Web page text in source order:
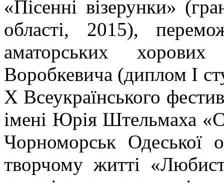
«Пісенні візерунки»
області, 2015),
аматорських
Воробкевича (диплом І
Х Всеукраїнського
імені Юрія Штельмаха
Чорноморськ Одеської
творчому житті